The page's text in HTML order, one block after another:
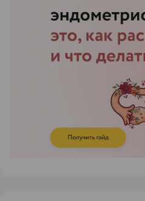
ЭФФЕКТИВНАЯ